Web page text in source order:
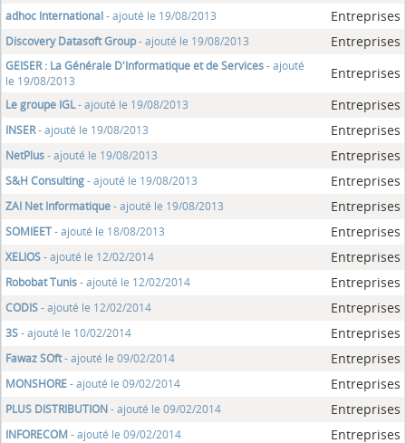
adhoc International- ajouté le 19/08/2013 Entreprises
Discovery Datasoft Group- ajouté le 19/08/2013 Entreprises
GEISER : La Générale D'Informatique et de Services- ajouté
le 19/08/2013
Entreprises
Le groupe IGL- ajouté le 19/08/2013 Entreprises
INSER- ajouté le 19/08/2013 Entreprises
NetPlus- ajouté le 19/08/2013 Entreprises
S&H Consulting- ajouté le 19/08/2013 Entreprises
ZAI Net Informatique- ajouté le 19/08/2013 Entreprises
SOMIEET- ajouté le 18/08/2013 Entreprises
XELIOS- ajouté le 12/02/2014 Entreprises
Robobat Tunis- ajouté le 12/02/2014 Entreprises
CODIS- ajouté le 12/02/2014 Entreprises
3S- ajouté le 10/02/2014 Entreprises
Fawaz SOft- ajouté le 09/02/2014 Entreprises
MONSHORE- ajouté le 09/02/2014 Entreprises
PLUS DISTRIBUTION- ajouté le 09/02/2014 Entreprises
INFORECOM - ajouté le 09/02/2014 Entreprises